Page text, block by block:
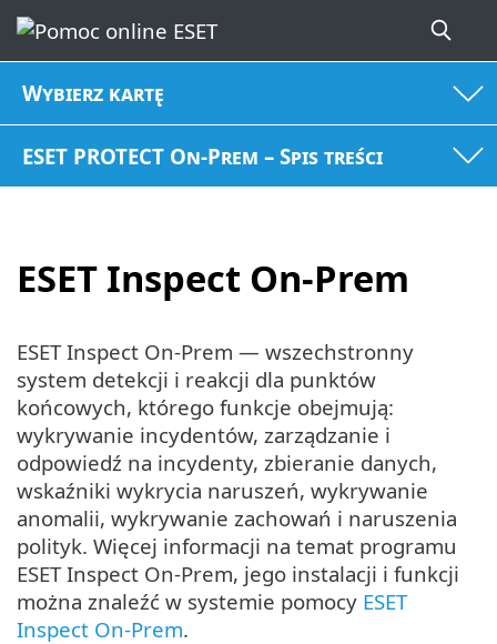
Wybierz kartę
ESET PROTECT On-Prem – Spis treści
ESET Inspect On-Prem
ESET Inspect On-Prem — wszechstronny
system detekcji i reakcji dla punktów
końcowych, którego funkcje obejmują:
wykrywanie incydentów, zarządzanie i
odpowiedź na incydenty, zbieranie danych,
wskaźniki wykrycia naruszeń, wykrywanie
anomalii, wykrywanie zachowań i naruszenia
polityk. Więcej informacji na temat programu
ESET Inspect On-Prem, jego instalacji i funkcji
można znaleźć w systemie pomocy ESET
Inspect On-Prem.